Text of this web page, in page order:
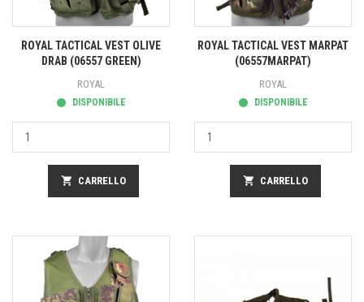
ROYAL TACTICAL VEST OLIVE
DRAB (06557 GREEN)
ROYAL
DISPONIBILE
shopping_cart CARRELLO
ROYAL TACTICAL VEST MARPAT
(06557MARPAT)
ROYAL
DISPONIBILE
shopping_cart CARRELLO